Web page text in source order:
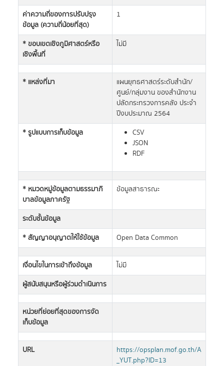
ค่าความถี่ของการปรับปรุง
ข้อมูล (ความถี่น้อยที่สุด)
1
* ขอบเขตเชิงภูมิศาสตร์หรือ
เชิงพื้นที่
ไม่มี
* แหล่งที่มา
แผนยุทธศาสตร์ระดับสำนัก/
ศูนย์/กลุ่มงาน ของสำนักงาน
ปลัดกระทรวงการคลัง ประจำ
ปีงบประมาณ 2564
* รูปแบบการเก็บข้อมูล
CSV
JSON
RDF
* หมวดหมู่ข้อมูลตามธรรมาภิ
บาลข้อมูลภาครัฐ
ข้อมูลสาธารณะ
ระดับชั้นข้อมูล
* สัญญาอนุญาตให้ใช้ข้อมูล
Open Data Common
เงื่อนไขในการเข้าถึงข้อมูล
ไม่มี
ผู้สนับสนุนหรือผู้ร่วมดำเนินการ
หน่วยที่ย่อยที่สุดของการจัด
เก็บข้อมูล
URL
https://opsplan.mof.go.th/A
_YUT.php?ID=13